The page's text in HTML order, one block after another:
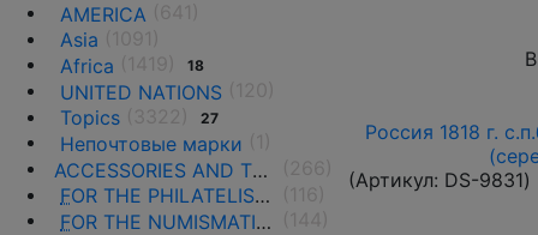
AMERICA
Asia
Africa
18
UNITED NATIONS
Topics
27
Непочтовые марки
ACCESSORIES AND THE LITERATURE
FOR THE PHILATELISTS
FOR THE NUMISMATISTS
Россия 1818 г.
(Артикул: DS-9831)